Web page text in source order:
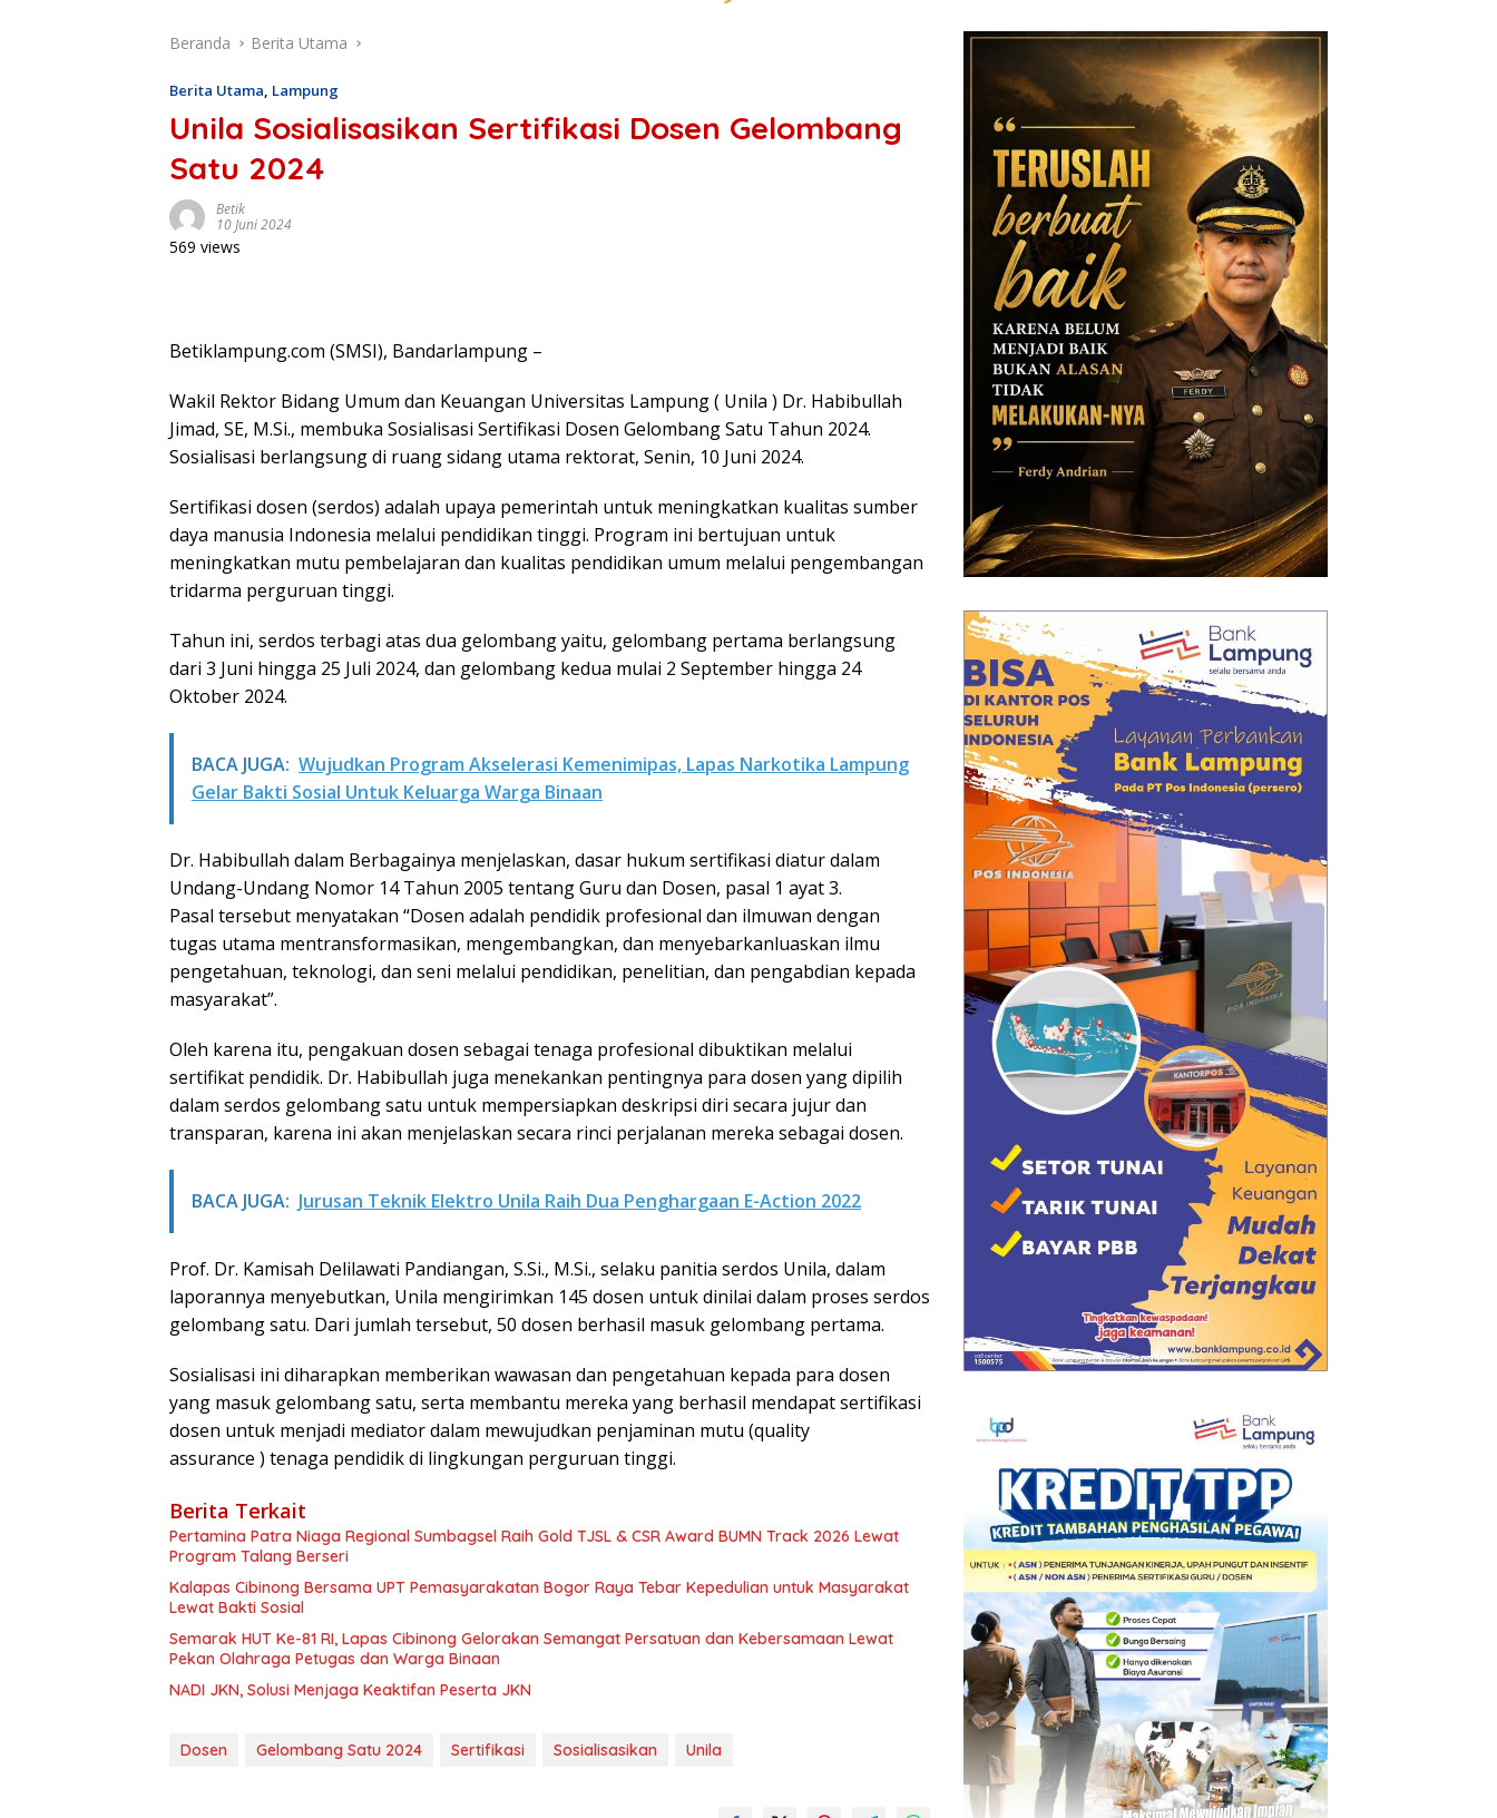
Beranda Berita Utama
Berita Utama, Lampung
Unila Sosialisasikan Sertifikasi Dosen Gelombang
Satu 2024
Betik
10 Juni 2024
569 views
Betiklampung.com (SMSI), Bandarlampung –
Wakil Rektor Bidang Umum dan Keuangan Universitas Lampung ( Unila ) Dr. Habibullah
Jimad, SE, M.Si., membuka Sosialisasi Sertifikasi Dosen Gelombang Satu Tahun 2024.
Sosialisasi berlangsung di ruang sidang utama rektorat, Senin, 10 Juni 2024.
Sertifikasi dosen (serdos) adalah upaya pemerintah untuk meningkatkan kualitas sumber
daya manusia Indonesia melalui pendidikan tinggi. Program ini bertujuan untuk
meningkatkan mutu pembelajaran dan kualitas pendidikan umum melalui pengembangan
tridarma perguruan tinggi.
Tahun ini, serdos terbagi atas dua gelombang yaitu, gelombang pertama berlangsung
dari 3 Juni hingga 25 Juli 2024, dan gelombang kedua mulai 2 September hingga 24
Oktober 2024.
BACA JUGA: Wujudkan Program Akselerasi Kemenimipas, Lapas Narkotika Lampung
Gelar Bakti Sosial Untuk Keluarga Warga Binaan
Dr. Habibullah dalam Berbagainya menjelaskan, dasar hukum sertifikasi diatur dalam
Undang-Undang Nomor 14 Tahun 2005 tentang Guru dan Dosen, pasal 1 ayat 3.
Pasal tersebut menyatakan “Dosen adalah pendidik profesional dan ilmuwan dengan
tugas utama mentransformasikan, mengembangkan, dan menyebarkanluaskan ilmu
pengetahuan, teknologi, dan seni melalui pendidikan, penelitian, dan pengabdian kepada
masyarakat”.
Oleh karena itu, pengakuan dosen sebagai tenaga profesional dibuktikan melalui
sertifikat pendidik. Dr. Habibullah juga menekankan pentingnya para dosen yang dipilih
dalam serdos gelombang satu untuk mempersiapkan deskripsi diri secara jujur ​​dan
transparan, karena ini akan menjelaskan secara rinci perjalanan mereka sebagai dosen.
BACA JUGA: Jurusan Teknik Elektro Unila Raih Dua Penghargaan E-Action 2022
Prof. Dr. Kamisah Delilawati Pandiangan, S.Si., M.Si., selaku panitia serdos Unila, dalam
laporannya menyebutkan, Unila mengirimkan 145 dosen untuk dinilai dalam proses serdos
gelombang satu. Dari jumlah tersebut, 50 dosen berhasil masuk gelombang pertama.
Sosialisasi ini diharapkan memberikan wawasan dan pengetahuan kepada para dosen
yang masuk gelombang satu, serta membantu mereka yang berhasil mendapat sertifikasi
dosen untuk menjadi mediator dalam mewujudkan penjaminan mutu (quality
assurance ) tenaga pendidik di lingkungan perguruan tinggi.
Berita Terkait
Pertamina Patra Niaga Regional Sumbagsel Raih Gold TJSL & CSR Award BUMN Track 2026 Lewat
Program Talang Berseri
Kalapas Cibinong Bersama UPT Pemasyarakatan Bogor Raya Tebar Kepedulian untuk Masyarakat
Lewat Bakti Sosial
Semarak HUT Ke-81 RI, Lapas Cibinong Gelorakan Semangat Persatuan dan Kebersamaan Lewat
Pekan Olahraga Petugas dan Warga Binaan
NADI JKN, Solusi Menjaga Keaktifan Peserta JKN
Dosen Gelombang Satu 2024 Sertifikasi Sosialisasikan Unila